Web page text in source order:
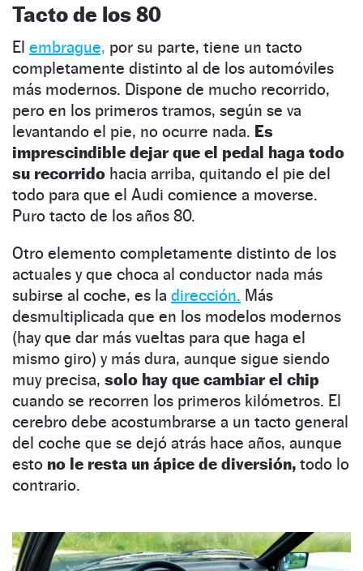
Tacto de los 80
El embrague, por su parte, tiene un tacto
completamente distinto al de los automóviles
más modernos. Dispone de mucho recorrido,
pero en los primeros tramos, según se va
levantando el pie, no ocurre nada. Es
imprescindible dejar que el pedal haga todo
su recorrido hacia arriba, quitando el pie del
todo para que el Audi comience a moverse.
Puro tacto de los años 80.
Otro elemento completamente distinto de los
actuales y que choca al conductor nada más
subirse al coche, es la dirección. Más
desmultiplicada que en los modelos modernos
(hay que dar más vueltas para que haga el
mismo giro) y más dura, aunque sigue siendo
muy precisa, solo hay que cambiar el chip
cuando se recorren los primeros kilómetros. El
cerebro debe acostumbrarse a un tacto general
del coche que se dejó atrás hace años, aunque
esto no le resta un ápice de diversión, todo lo
contrario.